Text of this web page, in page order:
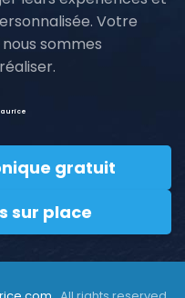
Votre
sommes
gratuit
sur place